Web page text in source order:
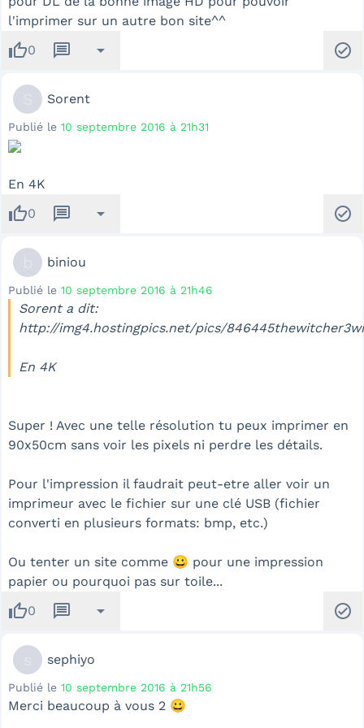
l'imprimer sur un autre bon site^^
thumb_up0 message arrow_drop_down check_circle
Sorent
Publié le 10 septembre 2016 à 21h31
En 4K
thumb_up0 message arrow_drop_down check_circle
biniou
Publié le 10 septembre 2016 à 21h46
Sorent a dit:
http://img4.hostingpics.net/pics/
En 4K
Super ! Avec une telle résolution tu peux imprimer en
90x50cm sans voir les pixels ni perdre les détails.
Pour l'impression il faudrait peut-etre aller voir un
imprimeur avec le fichier sur une clé USB (fichier
converti en plusieurs formats: bmp, etc.)
Ou tenter un site comme 😀 pour une impression
papier ou pourquoi pas sur toile...
thumb_up0 message arrow_drop_down check_circle
sephiyo
Publié le 10 septembre 2016 à 21h56
Merci beaucoup à vous 2 😀